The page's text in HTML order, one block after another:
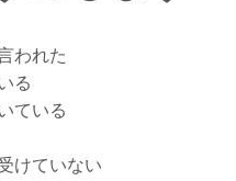
われた
る
ている
けていない